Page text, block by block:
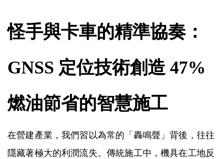
怪手與卡車的精準協奏：
GNSS 定位技術創造 47%
燃油節省的智慧施工
在營建產業，我們習以為常的「轟鳴聲」背後，往往
隱藏著極大的利潤流失。傳統施工中，機具在工地反